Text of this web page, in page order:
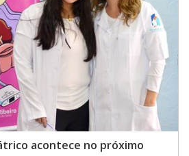
acontece no próximo